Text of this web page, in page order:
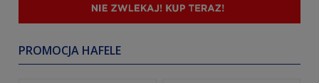
PROMOCJA HAFELE